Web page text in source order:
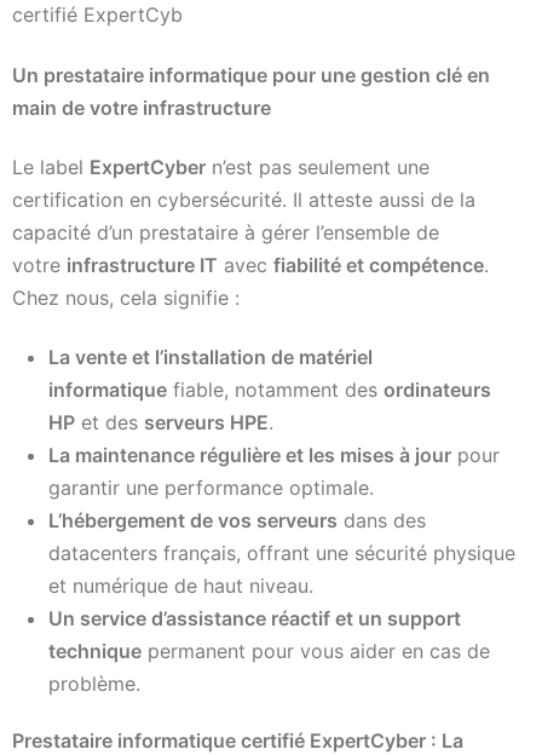
certifié ExpertCyb
Un prestataire informatique pour une gestion clé en
main de votre infrastructure
Le label ExpertCyber n’est pas seulement une
certification en cybersécurité. Il atteste aussi de la
capacité d’un prestataire à gérer l’ensemble de
votre infrastructure IT avec fiabilité et compétence.
Chez nous, cela signifie :
La vente et l’installation de matériel
informatique fiable, notamment des ordinateurs
HP et des serveurs HPE.
La maintenance régulière et les mises à jour pour
garantir une performance optimale.
L’hébergement de vos serveurs dans des
datacenters français, offrant une sécurité physique
et numérique de haut niveau.
Un service d’assistance réactif et un support
technique permanent pour vous aider en cas de
problème.
Prestataire informatique certifié ExpertCyber : La